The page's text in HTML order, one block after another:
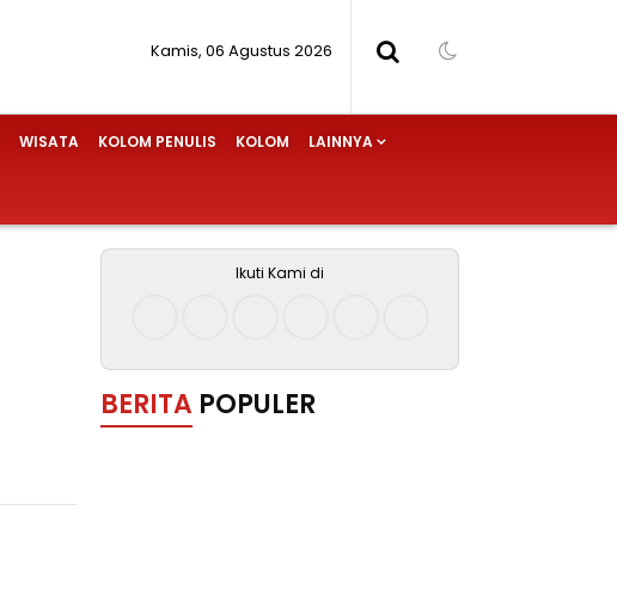
Kamis, 06 Agustus 2026
WISATA KOLOM PENULIS KOLOM LAINNYA
Ikuti Kami di
BERITA POPULER